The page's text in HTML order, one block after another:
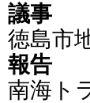
議事
徳島市
報
南海ト